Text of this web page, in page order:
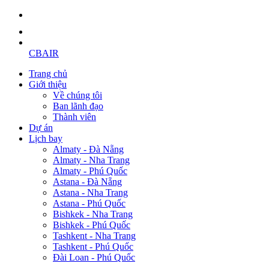
CBAIR
Trang chủ
Giới thiệu
Về chúng tôi
Ban lãnh đạo
Thành viên
Dự án
Lịch bay
Almaty - Đà Nẵng
Almaty - Nha Trang
Almaty - Phú Quốc
Astana - Đà Nẵng
Astana - Nha Trang
Astana - Phú Quốc
Bishkek - Nha Trang
Bishkek - Phú Quốc
Tashkent - Nha Trang
Tashkent - Phú Quốc
Đài Loan - Phú Quốc